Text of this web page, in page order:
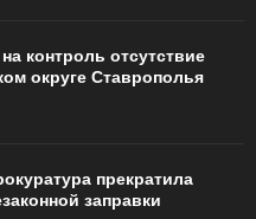
контроль отсутствие
округе Ставрополья
прекратила
заправки